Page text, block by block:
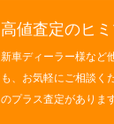
高値査定のヒミ
新車ディーラー様など
も、お気軽にご相談く
のプラス査定があります